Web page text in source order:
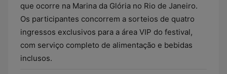
que ocorre na Marina da Glória no Rio de Janeiro.
Os participantes concorrem a sorteios de quatro
ingressos exclusivos para a área VIP do festival,
com serviço completo de alimentação e bebidas
inclusos.